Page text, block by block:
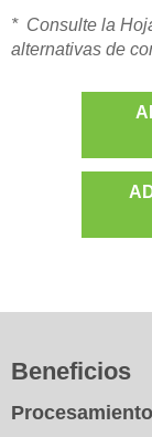
* Consulte la
alternativas de
Beneficios